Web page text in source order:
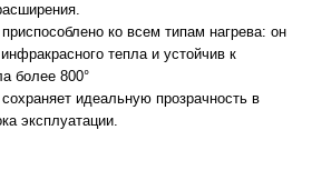
ко всем типам нагрева: он
тепла и устойчив к
более 800°
идеальную прозрачность в
эксплуатации.